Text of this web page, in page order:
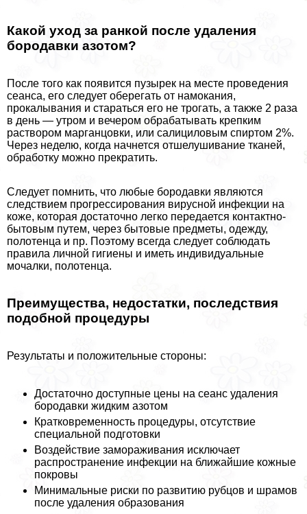
Какой уход за ранкой после удаления
бородавки азотом?
После того как появится пузырек на месте проведения
сеанса, его следует оберегать от намокания,
прокалывания и стараться его не трогать, а также 2 раза
в день — утром и вечером обpaбатывать крепким
раствором марганцовки, или салициловым спиртом 2%.
Через неделю, когда начнется отшелушивание тканей,
обработку можно прекратить.
Следует помнить, что любые бородавки являются
следствием прогрессирования вирусной инфекции на
коже, которая достаточно легко передается контактно-
бытовым путем, через бытовые предметы, одежду,
полотенца и пр. Поэтому всегда следует соблюдать
правила личной гигиены и иметь индивидуальные
мочалки, полотенца.
Преимущества, недостатки, последствия
подобной процедуры
Результаты и положительные стороны:
Достаточно доступные цены на сеанс удаления
бородавки жидким азотом
Кратковременность процедуры, отсутствие
специальной подготовки
Воздействие замораживания исключает
распространение инфекции на ближайшие кожные
покровы
Минимальные риски по развитию рубцов и шрамов
после удаления образования